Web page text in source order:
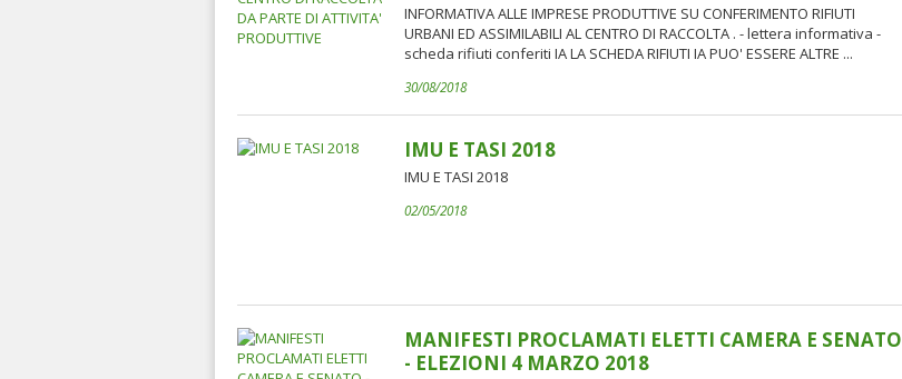
INFORMATIVA ALLE IMPRESE PRODUTTIVE SU CONFERIMENTO RIFIUTI
URBANI ED ASSIMILABILI AL CENTRO DI RACCOLTA . - lettera informativa -
scheda rifiuti conferiti IA LA SCHEDA RIFIUTI IA PUO' ESSERE ALTRE ...
30/08/2018
IMU E TASI 2018
IMU E TASI 2018
02/05/2018
MANIFESTI PROCLAMATI ELETTI CAMERA E SENATO
- ELEZIONI 4 MARZO 2018